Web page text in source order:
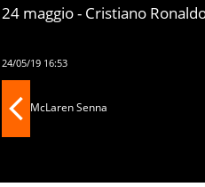
24 maggio - Cristiano
24/05/19 16:53